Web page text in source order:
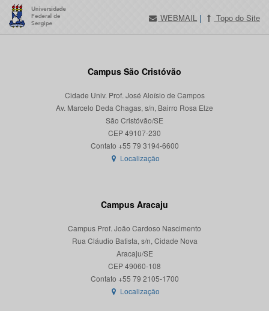
WEBMAIL | Topo do Site
Campus São Cristóvão
Cidade Univ. Prof. José Aloísio de Campos
Av. Marcelo Deda Chagas, s/n, Bairro Rosa Elze
São Cristóvão/SE
CEP 49107-230
Localização
Campus Aracaju
Campus Prof. João Cardoso Nascimento
Rua Cláudio Batista, s/n, Cidade Nova
Aracaju/SE
CEP 49060-108
Localização